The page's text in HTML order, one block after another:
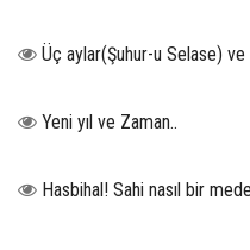
Üç aylar(Şuhur-u Selase) ve
Yeni yıl ve Zaman..
Hasbihal! Sahi nasıl bir